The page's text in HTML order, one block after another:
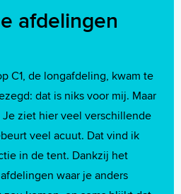
afdelingen
C1, de longafdeling, kwam te
dat is niks voor mij. Maar
ziet hier veel verschillende
veel acuut. Dat vind ik
in de tent. Dankzij het
waar je anders